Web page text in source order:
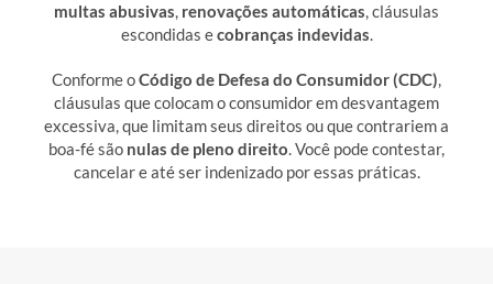
multas abusivas, renovações automáticas, cláusulas
escondidas ecobranças indevidas.
Conforme oCódigo de Defesa do Consumidor (CDC),
cláusulas que colocam o consumidor em desvantagem
excessiva, que limitam seus direitos ou que contrariem a
boa-fé são nulas de pleno direito. Você pode contestar,
cancelar e até ser indenizado por essas práticas.